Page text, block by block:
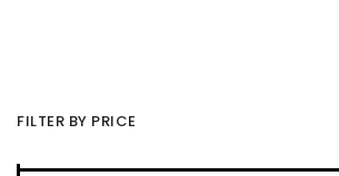
FILTER BY PRICE